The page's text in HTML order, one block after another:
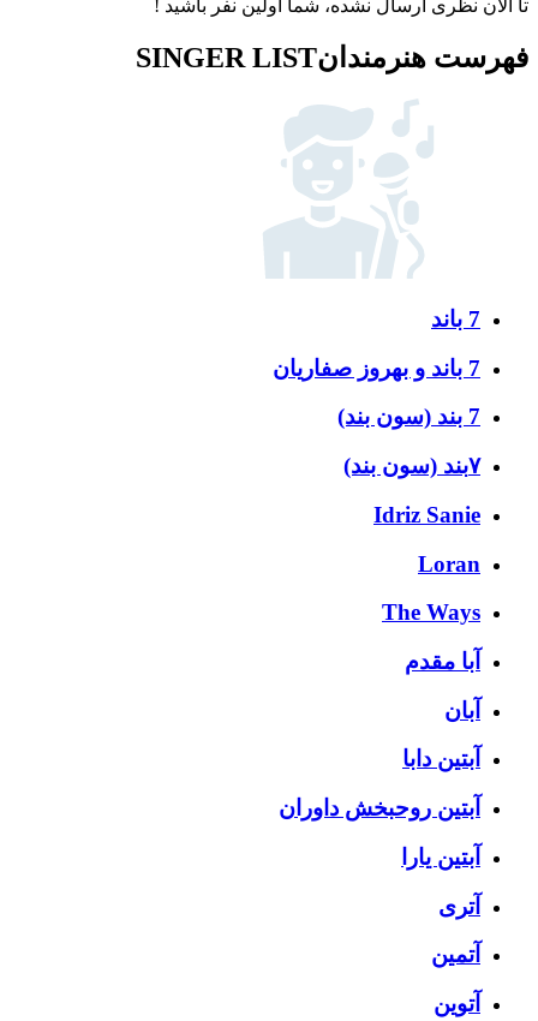
تا الان نظری ارسال نشده، شما اولین نفر باشید !
فهرست هنرمندانSINGER LIST
7 باند
7 باند و بهروز صفاریان
7 بند (سون بند)
۷بند (سون بند)
Idriz Sanie
Loran
The Ways
آبا مقدم
آبان
آبتین دابا
آبتین روحبخش داوران
آبتین یارا
آتری
آتمین
آتوین